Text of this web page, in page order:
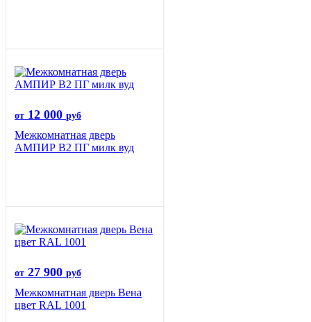
от 12 000 руб
Межкомнатная дверь
АМПИР В2 ПГ милк вуд
от 27 900 руб
Межкомнатная дверь Вена
цвет RAL 1001